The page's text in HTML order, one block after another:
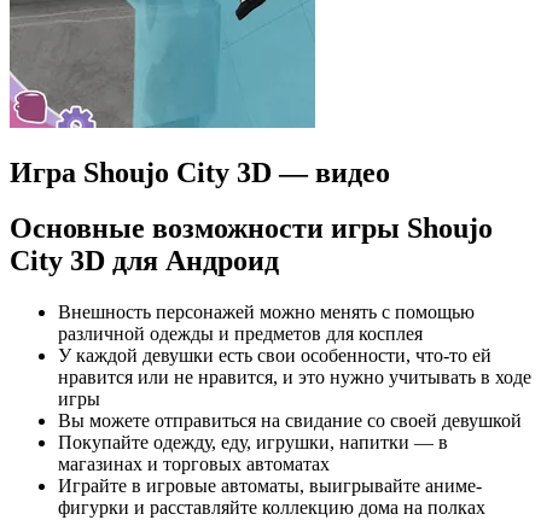
Игра Shoujo City 3D — видео
Основные возможности игры Shoujo
City 3D для Андроид
Внешность персонажей можно менять с помощью
различной одежды и предметов для косплея
У каждой девушки есть свои особенности, что-то ей
нравится или не нравится, и это нужно учитывать в ходе
игры
Вы можете отправиться на свидание со своей девушкой
Покупайте одежду, еду, игрушки, напитки — в
магазинах и торговых автоматах
Играйте в игровые автоматы, выигрывайте аниме-
фигурки и расставляйте коллекцию дома на полках